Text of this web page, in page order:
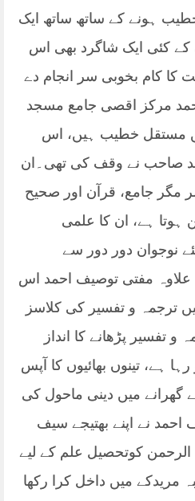
ہونے کے ساتھ ساتھ ایک
کے کئی ایک شاگرد بھی اس
کام بخوبی سر انجام دے
مرکز اقصی جامع مسجد
مستقل خطیب ہیں، اس
صاحب نے وقف کی تھی۔ان
جامع، قرآن اور صحیح
ہوتا ہے، ان کا علمی
نوجوان دور دور سے
مفتی توصیف احمد اس
میں ترجمہ و تفسیر کی کلاسز
و تفسیر پڑھانے کا انداز
ہے، تینوں بھائیوں کا آپس
گھرانے میں دینی ماحول کی
نے اپنے بھتیجے سیف
الرحمن کوتحصیل علم کے لیے
مریدکے میں داخل کرا رکھا